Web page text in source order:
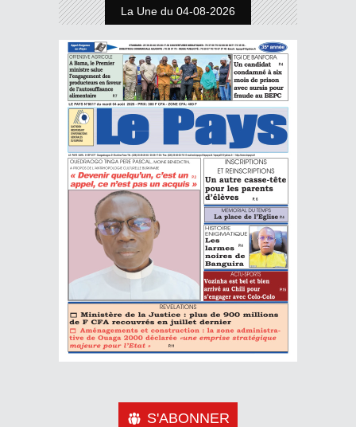
La Une du 04-08-2026
S'ABONNER